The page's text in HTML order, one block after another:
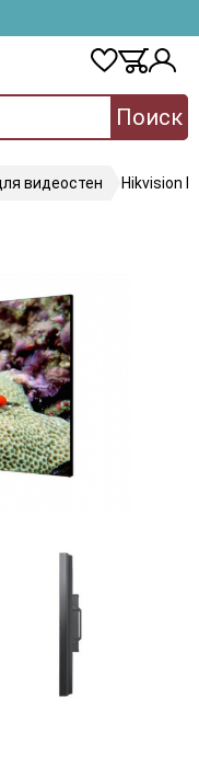
Поиск
видеостен Hikvision